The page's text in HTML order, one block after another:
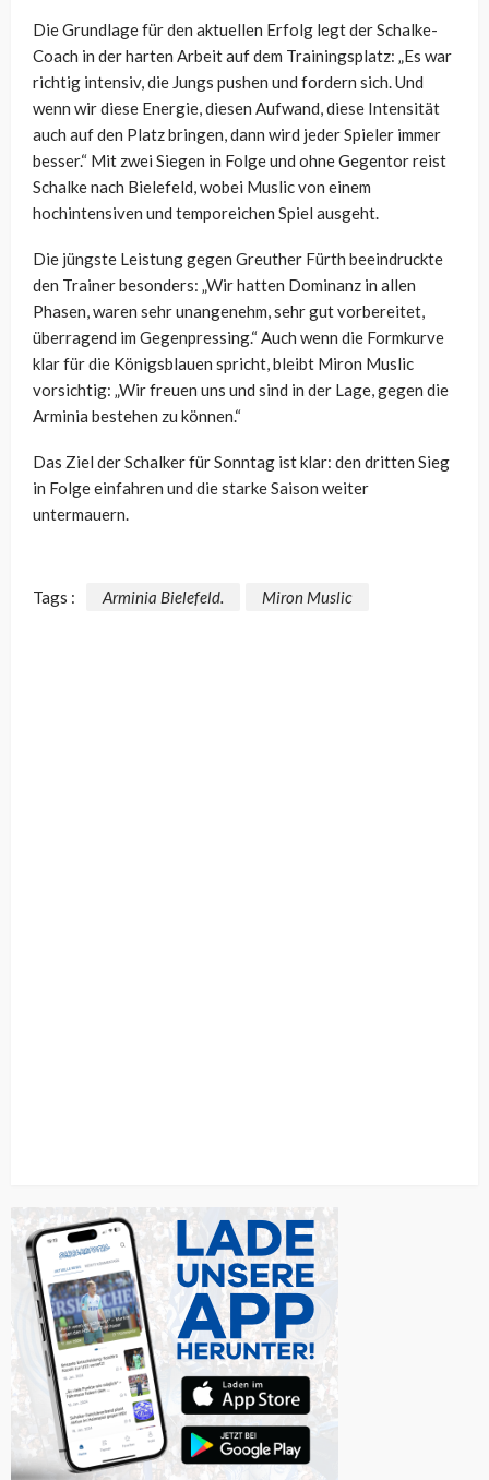
Die Grundlage für den aktuellen Erfolg legt der Schalke-
Coach in der harten Arbeit auf dem Trainingsplatz: „Es war
richtig intensiv, die Jungs pushen und fordern sich. Und
wenn wir diese Energie, diesen Aufwand, diese Intensität
auch auf den Platz bringen, dann wird jeder Spieler immer
besser.“ Mit zwei Siegen in Folge und ohne Gegentor reist
Schalke nach Bielefeld, wobei Muslic von einem
hochintensiven und temporeichen Spiel ausgeht.
Die jüngste Leistung gegen Greuther Fürth beeindruckte
den Trainer besonders: „Wir hatten Dominanz in allen
Phasen, waren sehr unangenehm, sehr gut vorbereitet,
überragend im Gegenpressing.“ Auch wenn die Formkurve
klar für die Königsblauen spricht, bleibt Miron Muslic
vorsichtig: „Wir freuen uns und sind in der Lage, gegen die
Arminia bestehen zu können.“
Das Ziel der Schalker für Sonntag ist klar: den dritten Sieg
in Folge einfahren und die starke Saison weiter
untermauern.
Tags : Arminia Bielefeld. Miron Muslic